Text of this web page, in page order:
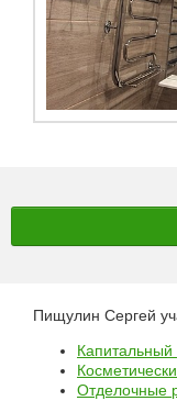
Пищулин Сергей
Отделочные